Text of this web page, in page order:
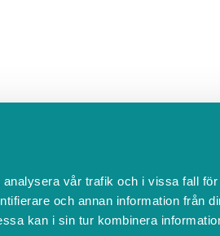
vår trafik och i vissa fall
och annan information från
kan i sin tur kombinera